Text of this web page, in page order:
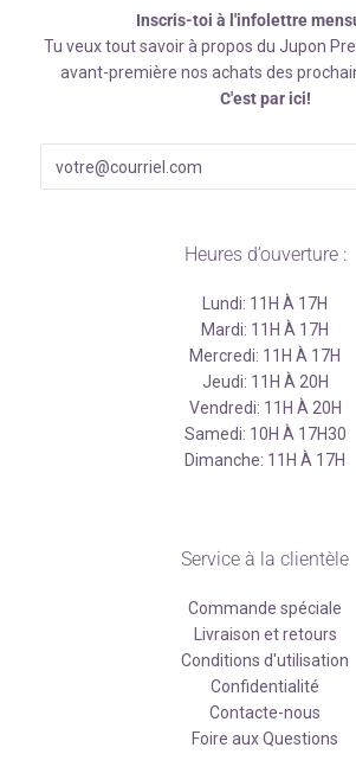
Inscris-toi à l'infolettre
Tu veux tout savoir à propos du Jupon
avant-première nos achats des
C'est par ici!
Heures d’ouverture :
Lundi: 11H À 17H
Mardi: 11H À 17H
Mercredi: 11H À 17H
Jeudi: 11H À 20H
Vendredi: 11H À 20H
Samedi: 10H À 17H30
Dimanche: 11H À 17H
Service à la clientèle
Commande spéciale
Livraison et retours
Conditions d'utilisation
Confidentialité
Contacte-nous
Foire aux Questions